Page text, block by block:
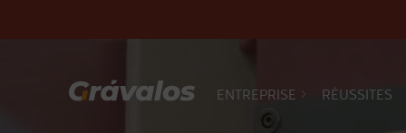
Navigation principale ENTREPRISE RÉUSSITES